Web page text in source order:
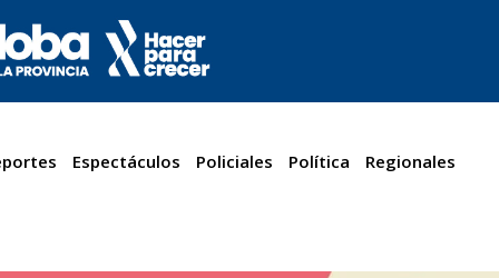
Espectáculos Policiales Política Regionales